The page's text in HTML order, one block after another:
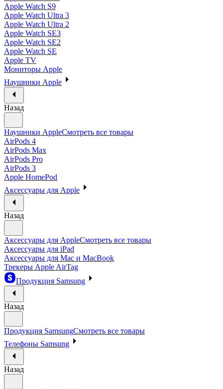
Apple Watch S9
Apple Watch Ultra 3
Apple Watch Ultra 2
Apple Watch SE3
Apple Watch SE2
Apple Watch SE
Apple TV
Мониторы Apple
Наушники Apple
Назад
Наушники AppleСмотреть все товары
AirPods 4
AirPods Max
AirPods Pro
AirPods 3
Apple HomePod
Аксессуары для Apple
Назад
Аксессуары для AppleСмотреть все товары
Аксессуары для iPad
Аксессуары для Mac и MacBook
Трекеры Apple AirTag
Продукция Samsung
Назад
Продукция SamsungСмотреть все товары
Телефоны Samsung
Назад